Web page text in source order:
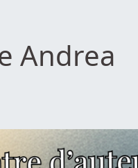
Andrea